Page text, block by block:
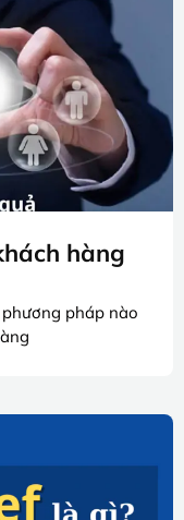
hàng
pháp nào